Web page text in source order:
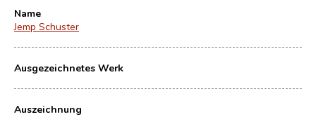
Name
Jemp Schuster
Ausgezeichnetes Werk
Auszeichnung